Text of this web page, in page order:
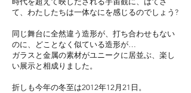
て、わたしたちは一体なにを感じるのでしょう?
同じ舞台に全然違う造形が、打ち合わせもない
のに、どことなく似ている造形が…
ガラスと金属の素材がユニークに居並ぶ、楽し
い展示と相成りました。
折しも今年の冬至は2012年12月21日。